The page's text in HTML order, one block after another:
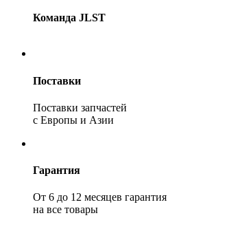
Команда JLST
Поставки
Поставки запчастей
с Европы и Азии
Гарантия
От 6 до 12 месяцев гарантия
на все товары